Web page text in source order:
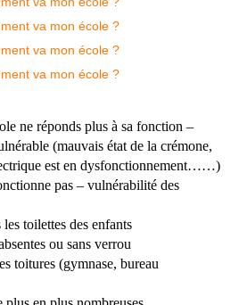
ne réponds plus à sa fonction –
(mauvais état de la crémone,
est en dysfonctionnement……)
pas – vulnérabilité des
toilettes des enfants
ou sans verrou
toitures (gymnase, bureau